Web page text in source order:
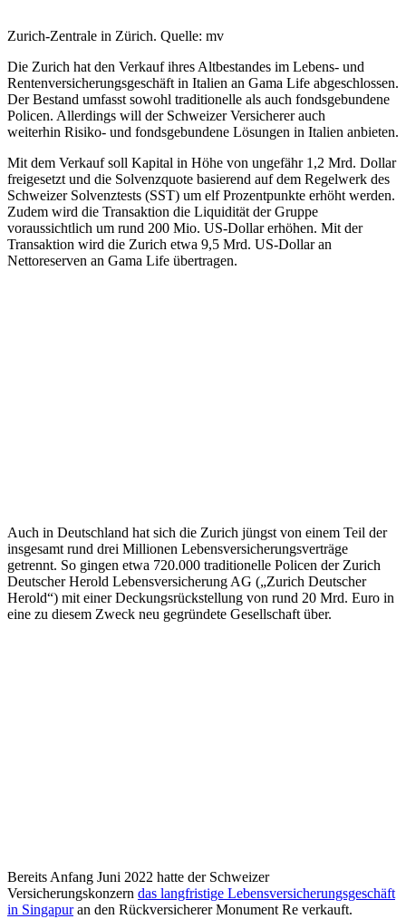
Zurich-Zentrale in Zürich. Quelle: mv
Die Zurich hat den Verkauf ihres Altbestandes im Lebens- und
Rentenversicherungsgeschäft in Italien an Gama Life abgeschlossen.
Der Bestand umfasst sowohl traditionelle als auch fondsgebundene
Policen. Allerdings will der Schweizer Versicherer auch
weiterhin Risiko- und fondsgebundene Lösungen in Italien anbieten.
Mit dem Verkauf soll Kapital in Höhe von ungefähr 1,2 Mrd. Dollar
freigesetzt und die Solvenzquote basierend auf dem Regelwerk des
Schweizer Solvenztests (SST) um elf Prozentpunkte erhöht werden.
Zudem wird die Transaktion die Liquidität der Gruppe
voraussichtlich um rund 200 Mio. US-Dollar erhöhen. Mit der
Transaktion wird die Zurich etwa 9,5 Mrd. US-Dollar an
Nettoreserven an Gama Life übertragen.
Auch in Deutschland hat sich die Zurich jüngst von einem Teil der
insgesamt rund drei Millionen Lebensversicherungsverträge
getrennt. So gingen etwa 720.000 traditionelle Policen der Zurich
Deutscher Herold Lebensversicherung AG („Zurich Deutscher
Herold“) mit einer Deckungsrückstellung von rund 20 Mrd. Euro in
eine zu diesem Zweck neu gegründete Gesellschaft über.
Bereits Anfang Juni 2022 hatte der Schweizer
Versicherungskonzern das langfristige Lebensversicherungsgeschäft
in Singapuran den Rückversicherer Monument Re verkauft.